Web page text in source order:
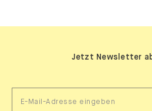
Jetzt Newsletter